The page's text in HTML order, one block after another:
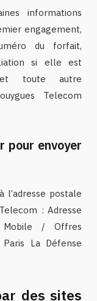
informations
engagement,
du forfait,
si elle est
toute autre
Telecom
pour envoyer
postale
: Adresse
Mobile / Offres
La Défense
des sites